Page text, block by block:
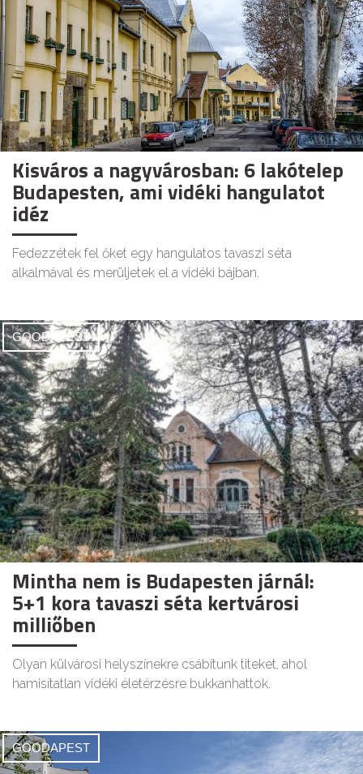
Kisváros a nagyvárosban: 6 lakótelep
Budapesten, ami vidéki hangulatot
idéz
Fedezzétek fel őket egy hangulatos tavaszi séta
alkalmával és merüljetek el a vidéki bájban.
GOODAPEST
Mintha nem is Budapesten járnál:
5+1 kora tavaszi séta kertvárosi
milliőben
Olyan külvárosi helyszínekre csábítunk titeket, ahol
hamisítatlan vidéki életérzésre bukkanhattok.
GOODAPEST